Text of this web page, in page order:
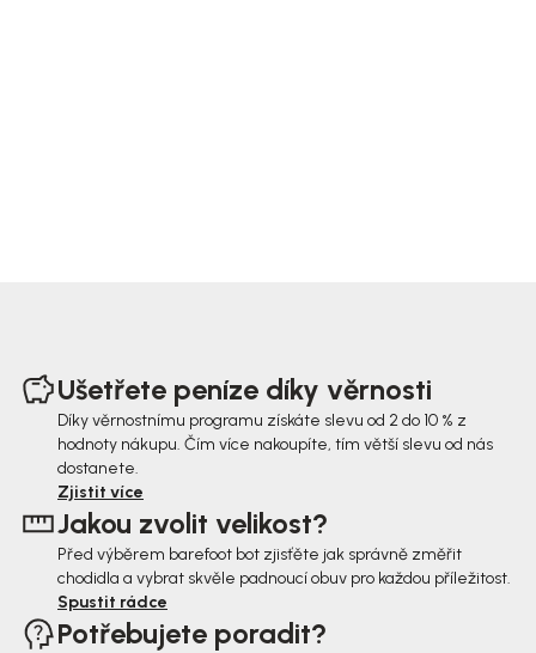
Ušetřete peníze díky věrnosti
Díky věrnostnímu programu získáte slevu od 2 do 10 % z
hodnoty nákupu. Čím více nakoupíte, tím větší slevu od nás
dostanete.
Zjistit více
Jakou zvolit velikost?
Před výběrem barefoot bot zjisťěte jak správně změřit
chodidla a vybrat skvěle padnoucí obuv pro každou příležitost.
Spustit rádce
Potřebujete poradit?